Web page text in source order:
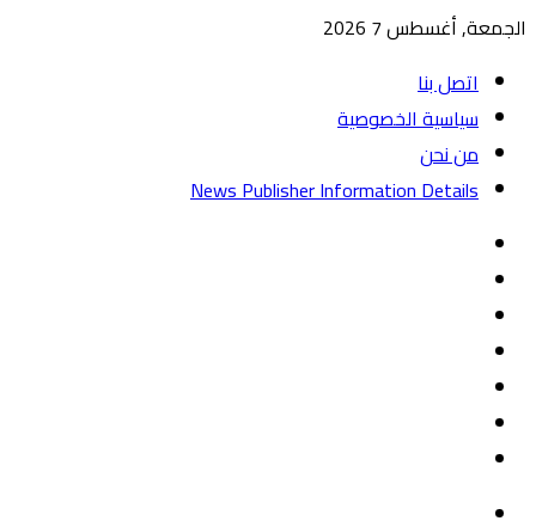
الجمعة, أغسطس 7 2026
اتصل بنا
سياسية الخصوصية
من نحن
News Publisher Information Details